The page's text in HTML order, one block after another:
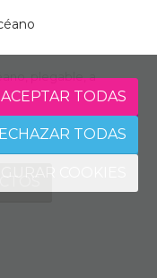
plegable, a
ACEPTAR TODAS
TODAS
COOKIES